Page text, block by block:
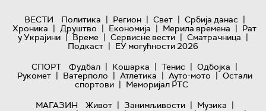
ВЕСТИ Политика | Регион | Свет | Србија данас |
Хроника | Друштво | Економија | Мерила времена | Рат
у Украјини | Време | Сервисне вести | Сматрачница |
Подкаст | ЕУ могућности 2026
СПОРТ
Фудбал | Кошарка | Тенис | Одбојка |
Рукомет | Ватерполо | Атлетика | Ауто-мото | Остали
спортови | Меморијал РТС
МАГАЗИН
Живот | Занимљивости | Музика |